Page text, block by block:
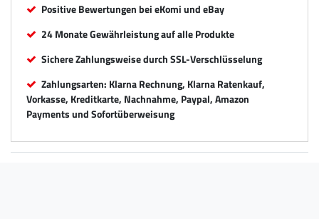
Positive Bewertungen bei eKomi und eBay
24 Monate Gewährleistung auf alle Produkte
Sichere Zahlungsweise durch SSL-Verschlüsselung
Zahlungsarten: Klarna Rechnung, Klarna Ratenkauf,
Vorkasse, Kreditkarte, Nachnahme, Paypal, Amazon
Payments und Sofortüberweisung